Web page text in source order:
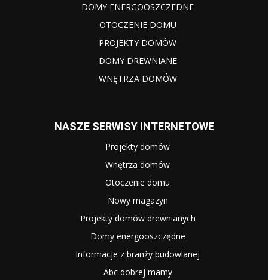
DOMY ENERGOOSZCZEDNE
OTOCZENIE DOMU
PROJEKTY DOMÓW
DOMY DREWNIANE
WNĘTRZA DOMÓW
NASZE SERWISY INTERNETOWE
Projekty domów
Wnętrza domów
Otoczenie domu
Nowy magazyn
Projekty domów drewnianych
Domy energooszczędne
Informacje z branży budowlanej
Abc dobrej mamy